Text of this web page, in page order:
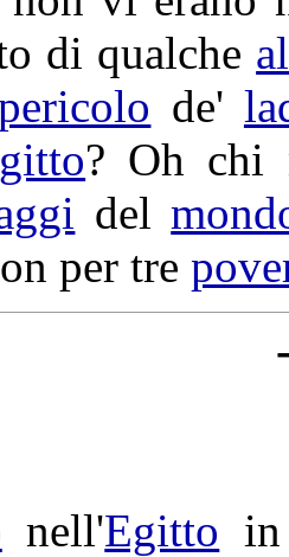
di qualche
de'
? Oh chi
del
per tre
nell'Egitto